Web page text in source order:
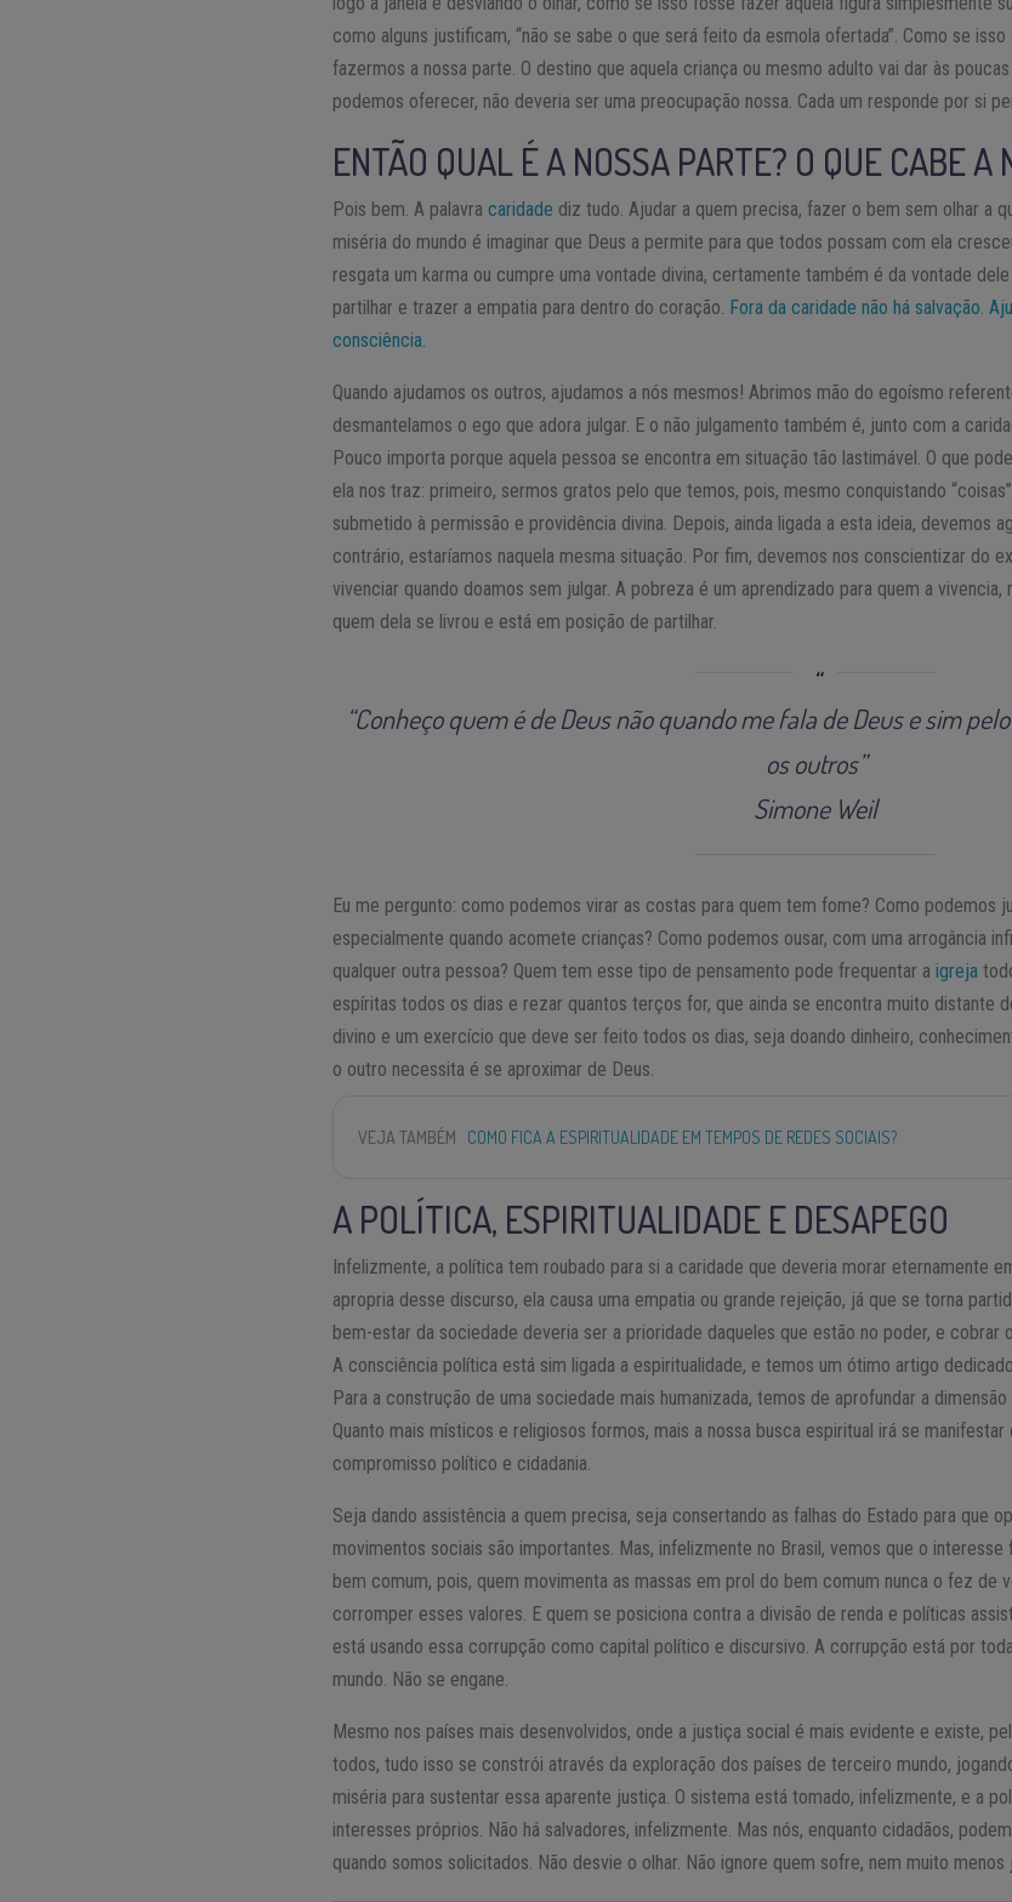
como alguns justificam, “não se sabe o que será feito da esmola ofertada”. Como se
fazermos a nossa parte. O destino que aquela criança ou mesmo adulto vai dar às
podemos oferecer, não deveria ser uma preocupação nossa. Cada um responde por si
ENTÃO QUAL É A NOSSA PARTE? O QUE CABE A
Pois bem. A palavracaridade diz tudo. Ajudar a quem precisa, fazer o bem sem olhar a
miséria do mundo é imaginar que Deus a permite para que todos possam com ela
resgata um karma ou cumpre uma vontade divina, certamente também é da vontade
partilhar e trazer a empatia para dentro do coração. Fora da caridade não há salvação.
consciência.
Quando ajudamos os outros, ajudamos a nós mesmos! Abrimos mão do egoísmo
desmantelamos o ego que adora julgar. E o não julgamento também é, junto com a
Pouco importa porque aquela pessoa se encontra em situação tão lastimável. O que
ela nos traz: primeiro, sermos gratos pelo que temos, pois, mesmo conquistando
submetido à permissão e providência divina. Depois, ainda ligada a esta ideia, devemos
contrário, estaríamos naquela mesma situação. Por fim, devemos nos conscientizar do
vivenciar quando doamos sem julgar. A pobreza é um aprendizado para quem a
quem dela se livrou e está em posição de partilhar.
“Conheço quem é de Deus não quando me fala de Deus e sim
os outros”
Simone Weil
Eu me pergunto: como podemos virar as costas para quem tem fome? Como podemos
especialmente quando acomete crianças? Como podemos ousar, com uma arrogância
qualquer outra pessoa? Quem tem esse tipo de pensamento pode frequentar aigreja
espíritas todos os dias e rezar quantos terços for, que ainda se encontra muito distante
divino e um exercício que deve ser feito todos os dias, seja doando dinheiro,
o outro necessita é se aproximar de Deus.
VEJA TAMBÉM COMO FICA A ESPIRITUALIDADE EM TEMPOS DE REDES SOCIAIS?
A POLÍTICA, ESPIRITUALIDADE E DESAPEGO
Infelizmente, a política tem roubado para si a caridade que deveria morar eternamente
apropria desse discurso, ela causa uma empatia ou grande rejeição, já que se torna
bem-estar da sociedade deveria ser a prioridade daqueles que estão no poder, e cobrar
A consciência política está sim ligada a espiritualidade, e temos um ótimo artigo
Para a construção de uma sociedade mais humanizada, temos de aprofundar a
Quanto mais místicos e religiosos formos, mais a nossa busca espiritual irá se
compromisso político e cidadania.
Seja dando assistência a quem precisa, seja consertando as falhas do Estado para que
movimentos sociais são importantes. Mas, infelizmente no Brasil, vemos que o
bem comum, pois, quem movimenta as massas em prol do bem comum nunca o fez de
corromper esses valores. E quem se posiciona contra a divisão de renda e políticas
está usando essa corrupção como capital político e discursivo. A corrupção está por
mundo. Não se engane.
Mesmo nos países mais desenvolvidos, onde a justiça social é mais evidente e existe,
todos, tudo isso se constrói através da exploração dos países de terceiro mundo,
miséria para sustentar essa aparente justiça. O sistema está tomado, infelizmente, e a
interesses próprios. Não há salvadores, infelizmente. Mas nós, enquanto cidadãos,
quando somos solicitados. Não desvie o olhar. Não ignore quem sofre, nem muito